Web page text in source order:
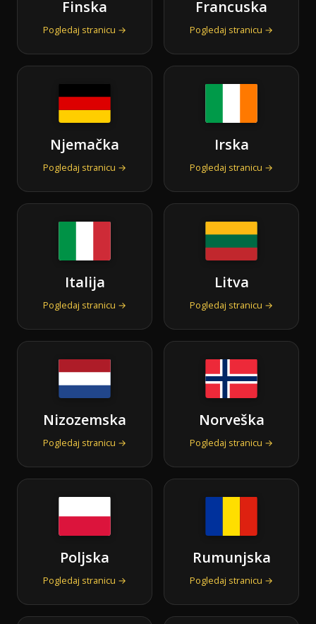
Finska
Pogledaj stranicu →
Francuska
Pogledaj stranicu →
Njemačka
Pogledaj stranicu →
Irska
Pogledaj stranicu →
Italija
Pogledaj stranicu →
Litva
Pogledaj stranicu →
Nizozemska
Pogledaj stranicu →
Norveška
Pogledaj stranicu →
Poljska
Pogledaj stranicu →
Rumunjska
Pogledaj stranicu →